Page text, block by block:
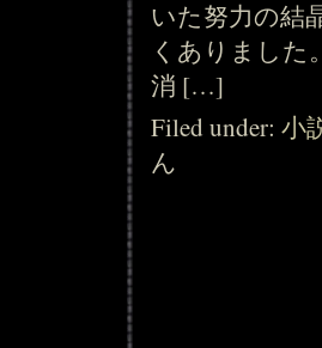
いた努力の結
くありました
消 […]
Filed under:小
ん